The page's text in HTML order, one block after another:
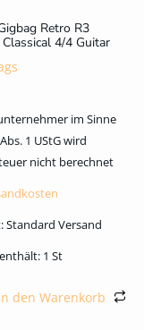
Retro R3
4/4 Guitar
im Sinne
1 UStG wird
nicht berechnet
Standard Versand
1 St
den Warenkorb